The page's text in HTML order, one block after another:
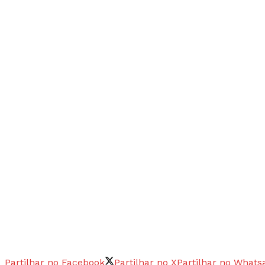
Partilhar no Facebook Partilhar no XPartilhar no